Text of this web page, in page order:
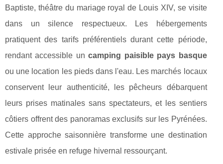
Baptiste, théâtre du mariage royal de Louis XIV, se visite
dans un silence respectueux. Les hébergements
pratiquent des tarifs préférentiels durant cette période,
rendant accessible uncamping paisible pays basque
ou une location les pieds dans l'eau. Les marchés locaux
conservent leur authenticité, les pêcheurs débarquent
leurs prises matinales sans spectateurs, et les sentiers
côtiers offrent des panoramas exclusifs sur les Pyrénées.
Cette approche saisonnière transforme une destination
estivale prisée en refuge hivernal ressourçant.